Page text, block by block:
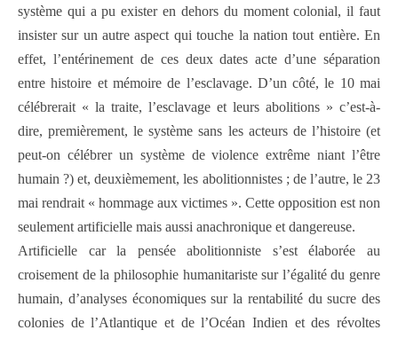
système qui a pu exister en dehors du moment colonial, il faut
insister sur un autre aspect qui touche la nation tout entière. En
effet, l’entérinement de ces deux dates acte d’une séparation
entre histoire et mémoire de l’esclavage. D’un côté, le 10 mai
célébrerait « la traite, l’esclavage et leurs abolitions » c’est-à-
dire, premièrement, le système sans les acteurs de l’histoire (et
peut-on célébrer un système de violence extrême niant l’être
humain ?) et, deuxièmement, les abolitionnistes ; de l’autre, le 23
mai rendrait « hommage aux victimes ». Cette opposition est non
seulement artificielle mais aussi anachronique et dangereuse.
Artificielle car la pensée abolitionniste s’est élaborée au
croisement de la philosophie humanitariste sur l’égalité du genre
humain, d’analyses économiques sur la rentabilité du sucre des
colonies de l’Atlantique et de l’Océan Indien et des révoltes